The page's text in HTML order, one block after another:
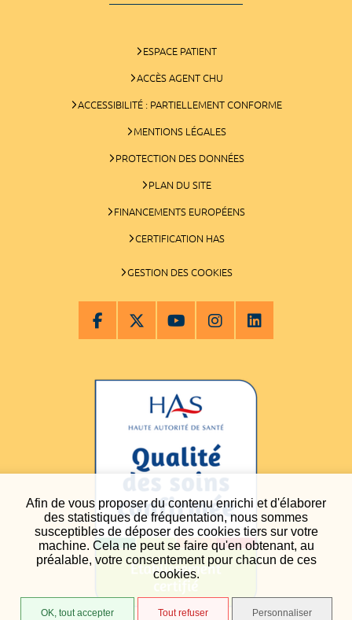
Afin de vous proposer du contenu enrichi et d'élaborer
des statistiques de fréquentation, nous sommes
susceptibles de déposer des cookies tiers sur votre
machine. Cela ne peut se faire qu'en obtenant, au
préalable, votre consentement pour chacun de ces
cookies.
OK, tout accepter Tout refuser Personnaliser
ESPACE PATIENT
ACCÈS AGENT CHU
ACCESSIBILITÉ : PARTIELLEMENT CONFORME
MENTIONS LÉGALES
PROTECTION DES DONNÉES
PLAN DU SITE
FINANCEMENTS EUROPÉENS
CERTIFICATION HAS
GESTION DES COOKIES